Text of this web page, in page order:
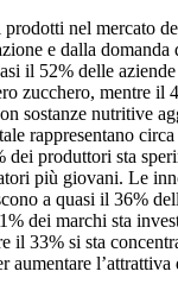
nel mercato
e dalla domanda
il 52% delle
zucchero, mentre il
sostanze nutritive
rappresentano
produttori sta
più giovani. Le
a quasi il 36%
dei marchi sta
il 33% si sta
aumentare l’attrattiva